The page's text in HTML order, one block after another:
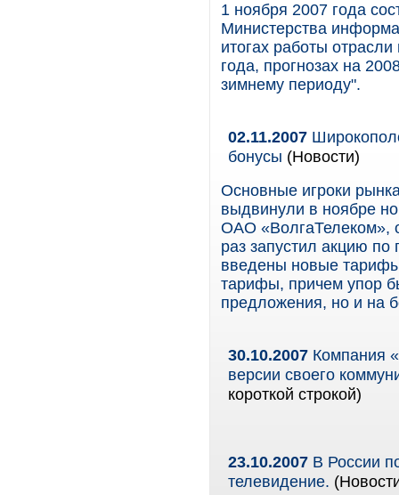
1 ноября 2007 года
Министерства
итогах работы
года, прогнозах на
зимнему периоду".
02.11.2007
бонусы (Новости)
Основные игроки
выдвинули в ноябре
ОАО «ВолгаТелеком»,
раз запустил акцию
введены новые
тарифы, причем упор
предложения, но и на
30.10.2007 Компания
версии своего
короткой строкой)
23.10.2007 В России
телевидение.